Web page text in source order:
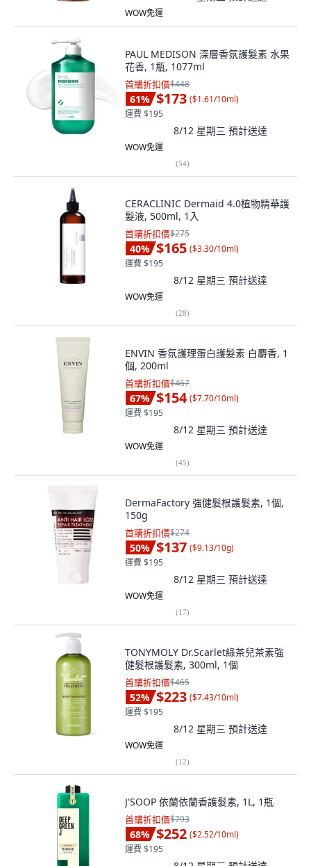
WOW免運
PAUL MEDISON 深層香氛護髮素 水果
花香, 1瓶, 1077ml
首購折扣價$448
61% $173 ($1.61/10ml)
運費 $195
8/12 星期三 預計送達
WOW免運
(54)
CERACLINIC Dermaid 4.0植物精華護
髮液, 500ml, 1入
首購折扣價$275
40% $165 ($3.30/10ml)
運費 $195
8/12 星期三 預計送達
WOW免運
(28)
ENVIN 香氛護理蛋白護髮素 白麝香, 1
個, 200ml
首購折扣價$467
67% $154 ($7.70/10ml)
運費 $195
8/12 星期三 預計送達
WOW免運
(45)
DermaFactory 強健髮根護髮素, 1個,
150g
首購折扣價$274
50% $137 ($9.13/10g)
運費 $195
8/12 星期三 預計送達
WOW免運
(17)
TONYMOLY Dr.Scarlet綠茶兒茶素強
健髮根護髮素, 300ml, 1個
首購折扣價$465
52% $223 ($7.43/10ml)
運費 $195
8/12 星期三 預計送達
WOW免運
(12)
J'SOOP 依蘭依蘭香護髮素, 1L, 1瓶
首購折扣價$793
68% $252 ($2.52/10ml)
運費 $195